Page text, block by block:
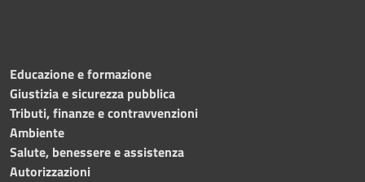
Educazione e formazione
Giustizia e sicurezza pubblica
Tributi, finanze e contravvenzioni
Ambiente
Salute, benessere e assistenza
Autorizzazioni